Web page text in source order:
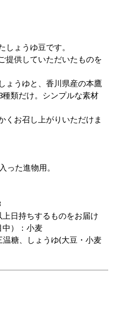
しょうゆ豆です。
提供していただいたものを
ょうゆと、香川県産の本鷹
類だけ。シンプルな素材
くお召し上がりいただけま
った進物用。
日持ちするものをお届け
中）：小麦
糖、しょうゆ(大豆・小麦